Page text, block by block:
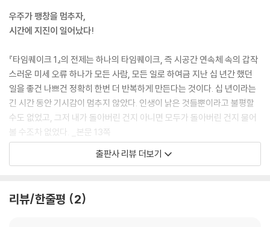
우주가 팽창을 멈추자,
시간에 지진이 일어났다!
『타임퀘이크 1』의 전제는 하나의 타임퀘이크, 즉 시공간 연속체 속의 갑작
스러운 미세 오류 하나가 모든 사람, 모든 일로 하여금 지난 십 년간 했던
일을 좋건 나쁘건 정확히 한번 더 반복하게 만든다는 것이다. 십 년이라는
긴 시간 동안 기시감이 멈추지 않았다. 인생이 낡은 것들뿐이라고 불평할
수도 없었고, 그저 내가 돌아버린 건지 아니면 모두가 돌아버린 건지 물어
볼 수조차 없었다. _본문 13쪽
어느 날, 운명의 여신의 근육에 우주적 경련이 일어난다. 탄생 이래 단 한
해 결정 불능 상태에 빠진 우주는 잠시 수축한다. 그 사이 지구의 시간은 십
출판사 리뷰 더보기
리뷰/한줄평 2